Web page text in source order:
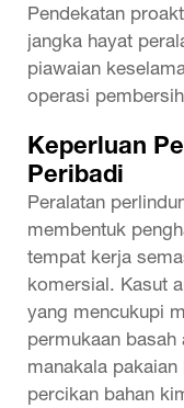
Pendekatan
jangka hayat
piawaian
operasi
Keperluan
Peribadi
Peralatan
membentuk
tempat kerja
komersial. Kasut
yang mencukupi
permukaan basah
manakala
percikan bahan